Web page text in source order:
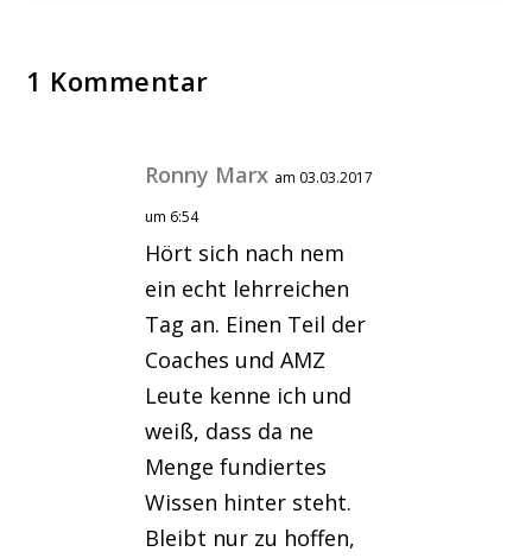
1 Kommentar
Ronny Marx am 03.03.2017
um 6:54
Hört sich nach nem
ein echt lehrreichen
Tag an. Einen Teil der
Coaches und AMZ
Leute kenne ich und
weiß, dass da ne
Menge fundiertes
Wissen hinter steht.
Bleibt nur zu hoffen,